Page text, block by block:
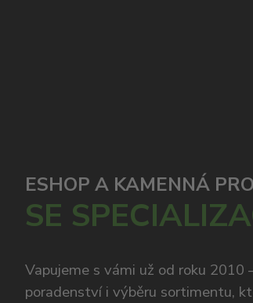
ESHOP A KAMENNÁ
SE
Vapujeme s vámi už od roku
poradenství i výběru sortimentu,